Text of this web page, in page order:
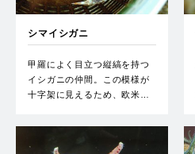
シマイシガニ
甲羅によく目立つ縦縞を持つ
イシガニの仲間。この模様が
十字架に見えるため、欧米…